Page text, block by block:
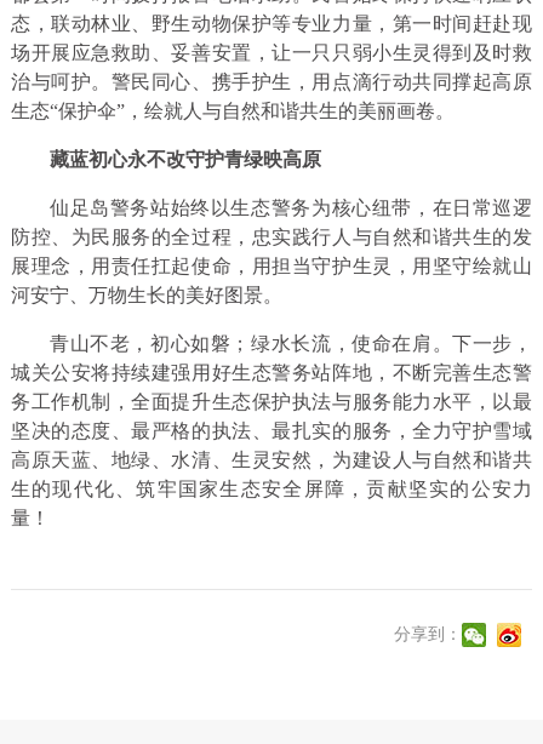
态，联动林业、野生动物保护等专业力量，第一时间赶赴现
场开展应急救助、妥善安置，让一只只弱小生灵得到及时救
治与呵护。警民同心、携手护生，用点滴行动共同撑起高原
生态“保护伞”，绘就人与自然和谐共生的美丽画卷。
藏蓝初心永不改守护青绿映高原
仙足岛警务站始终以生态警务为核心纽带，在日常巡逻
防控、为民服务的全过程，忠实践行人与自然和谐共生的发
展理念，用责任扛起使命，用担当守护生灵，用坚守绘就山
河安宁、万物生长的美好图景。
青山不老，初心如磐；绿水长流，使命在肩。下一步，
城关公安将持续建强用好生态警务站阵地，不断完善生态警
务工作机制，全面提升生态保护执法与服务能力水平，以最
坚决的态度、最严格的执法、最扎实的服务，全力守护雪域
高原天蓝、地绿、水清、生灵安然，为建设人与自然和谐共
生的现代化、筑牢国家生态安全屏障，贡献坚实的公安力
量！
分享到：